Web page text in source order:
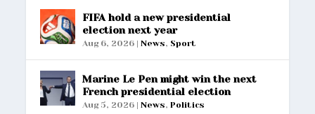
FIFA hold a new presidential
election next year
Aug 6, 2026 |News, Sport
Marine Le Pen might win the next
French presidential election
Aug 5, 2026 |News,Politics